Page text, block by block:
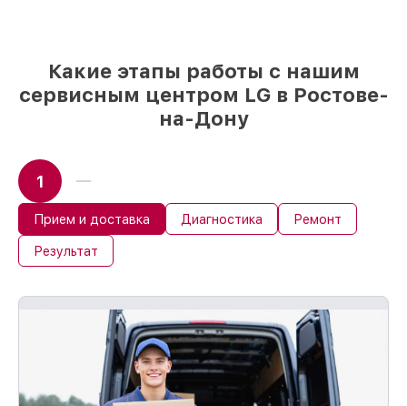
Какие этапы работы с нашим
сервисным центром LG в Ростове-
на-Дону
1
Прием и доставка Диагностика Ремонт
Результат